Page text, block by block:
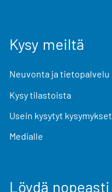
Kysy meiltä
Neuvonta ja tietopalvelu
Kysy tilastoista
Usein kysytyt kysymykset
Medialle
Löydä nopeasti